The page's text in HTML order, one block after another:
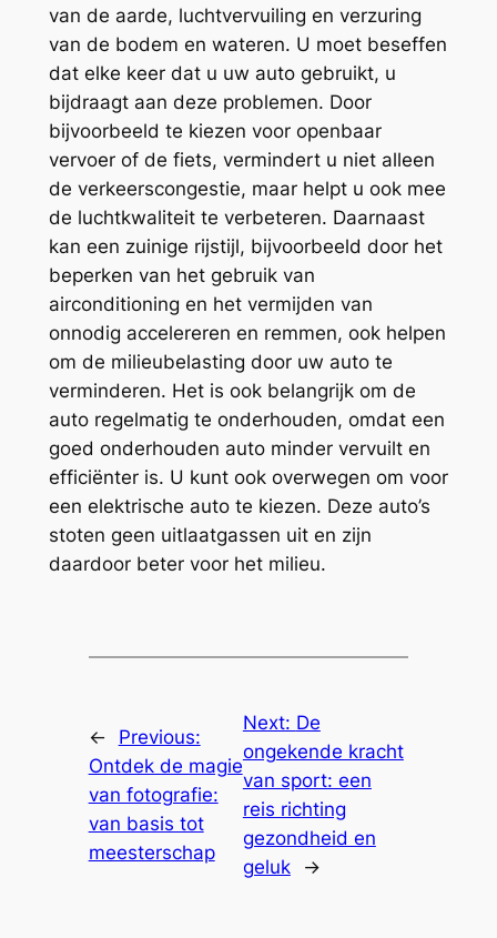
van de aarde, luchtvervuiling en verzuring
van de bodem en wateren. U moet beseffen
dat elke keer dat u uw auto gebruikt, u
bijdraagt aan deze problemen. Door
bijvoorbeeld te kiezen voor openbaar
vervoer of de fiets, vermindert u niet alleen
de verkeerscongestie, maar helpt u ook mee
de luchtkwaliteit te verbeteren. Daarnaast
kan een zuinige rijstijl, bijvoorbeeld door het
beperken van het gebruik van
airconditioning en het vermijden van
onnodig accelereren en remmen, ook helpen
om de milieubelasting door uw auto te
verminderen. Het is ook belangrijk om de
auto regelmatig te onderhouden, omdat een
goed onderhouden auto minder vervuilt en
efficiënter is. U kunt ook overwegen om voor
een elektrische auto te kiezen. Deze auto’s
stoten geen uitlaatgassen uit en zijn
daardoor beter voor het milieu.
←
Previous:
Ontdek de magie
van fotografie:
van basis tot
meesterschap
Next: De
ongekende kracht
van sport: een
reis richting
gezondheid en
geluk
→